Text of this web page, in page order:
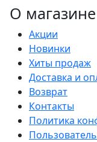
О магазине
Акции
Новинки
Хиты продаж
Доставка и
Возврат
Контакты
Политика